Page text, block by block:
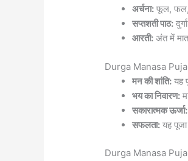
अर्चना: फूल, फल,
सप्तशती पाठ:
आरती: अंत में
Durga Manasa
मन की शांति: यह
भय का निवारण:
सकारात्मक ऊर्जा:
सफलता: यह पूजा
Durga Manasa